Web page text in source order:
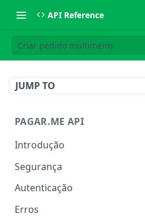
API Reference
Criar pedido multimeios
JUMP TO
PAGAR.ME API
Introdução
Segurança
IP Allowlist
Rate Limit
Autenticação
Erros